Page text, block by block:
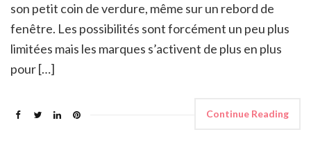
son petit coin de verdure, même sur un rebord de
fenêtre. Les possibilités sont forcément un peu plus
limitées mais les marques s’activent de plus en plus
pour […]
Continue Reading